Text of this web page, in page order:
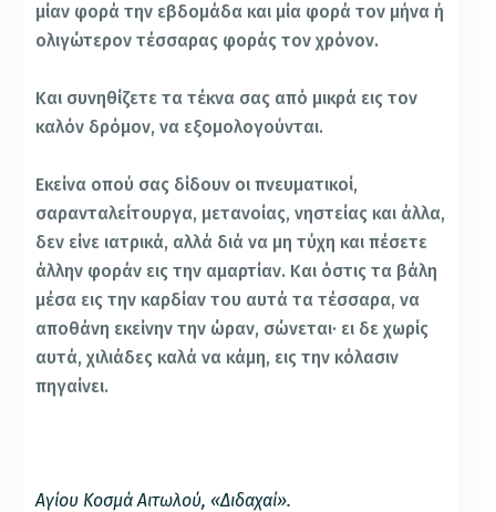
μίαν φορά την εβδομάδα και μία φορά τον μήνα ή
ολιγώτερον τέσσαρας φοράς τον χρόνον.
Και συνηθίζετε τα τέκνα σας από μικρά εις τον
καλόν δρόμον, να εξομολογούνται.
Εκείνα οπού σας δίδουν οι πνευματικοί,
σαρανταλείτουργα, μετανοίας, νηστείας και άλλα,
δεν είνε ιατρικά, αλλά διά να μη τύχη και πέσετε
άλλην φοράν εις την αμαρτίαν. Και όστις τα βάλη
μέσα εις την καρδίαν του αυτά τα τέσσαρα, να
αποθάνη εκείνην την ώραν, σώνεται· ει δε χωρίς
αυτά, χιλιάδες καλά να κάμη, εις την κόλασιν
πηγαίνει.
Αγίου Κοσμά Αιτωλού, «Διδαχαί».